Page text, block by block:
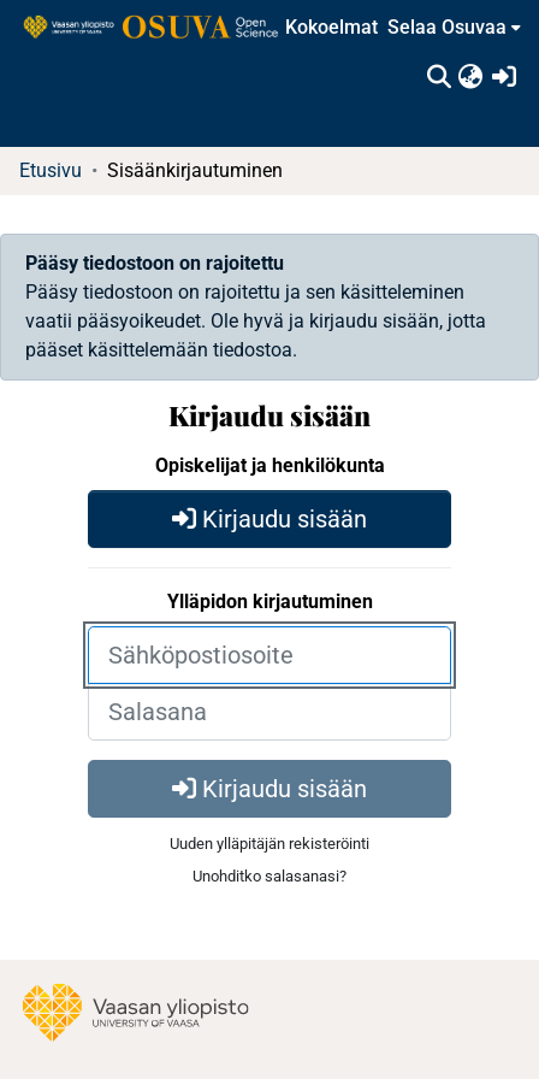
Kokoelmat Selaa Osuvaa
Etusivu Sisäänkirjautuminen
Pääsy tiedostoon on rajoitettu
Pääsy tiedostoon on rajoitettu ja sen käsitteleminen
vaatii pääsyoikeudet. Ole hyvä ja kirjaudu sisään, jotta
pääset käsittelemään tiedostoa.
Kirjaudu sisään
Opiskelijat ja henkilökunta
Kirjaudu sisään
Ylläpidon kirjautuminen
Kirjaudu sisään
Uuden ylläpitäjän rekisteröinti
Unohditko salasanasi?